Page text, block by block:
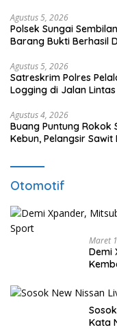
Agustus 5, 2026
Polsek Sungai
Barang Bukti Berhasil
Agustus 5, 2026
Satreskrim Polres
Logging di Jalan
Agustus 4, 2026
Buang Puntung Rokok
Kebun, Pelangsir Sawit
Otomotif
Maret
Demi
Kata